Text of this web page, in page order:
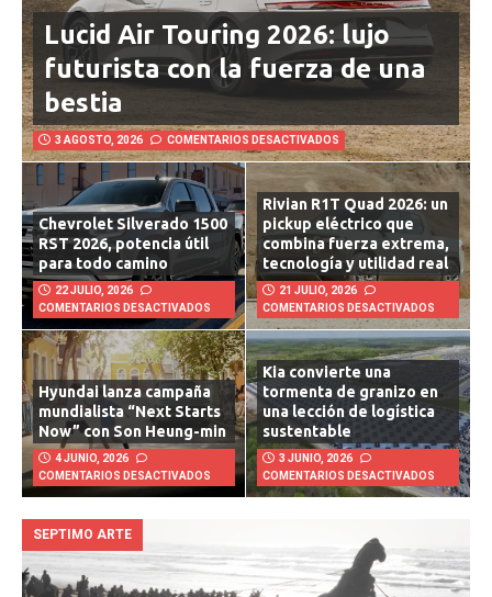
Lucid Air Touring 2026: lujo
futurista con la fuerza de una
bestia
3 AGOSTO, 2026 COMENTARIOS DESACTIVADOS
Chevrolet Silverado 1500
RST 2026, potencia útil
para todo camino
22 JULIO, 2026
COMENTARIOS DESACTIVADOS
Rivian R1T Quad 2026: un
pickup eléctrico que
combina fuerza extrema,
tecnología y utilidad real
21 JULIO, 2026
COMENTARIOS DESACTIVADOS
Hyundai lanza campaña
mundialista “Next Starts
Now” con Son Heung-min
4 JUNIO, 2026
COMENTARIOS DESACTIVADOS
Kia convierte una
tormenta de granizo en
una lección de logística
sustentable
3 JUNIO, 2026
COMENTARIOS DESACTIVADOS
SEPTIMO ARTE